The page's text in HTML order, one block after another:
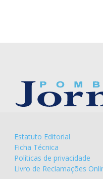
Estatuto Editorial
Ficha Técnica
Políticas de privacidade
Livro de Reclamações